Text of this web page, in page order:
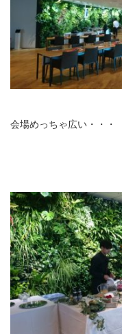
会場めっちゃ広い・・・